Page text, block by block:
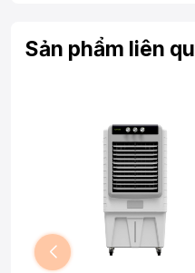
THIẾT KẾ TRANG NHÃ,
Sản phẩm liên